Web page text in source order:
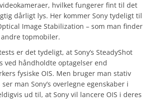
hvilket fungerer fint til det
dårligt lys. Her kommer Sony tydeligt til
Image Stabilization – som man finder
topmobiler.
er det tydeligt, at Sony’s SteadyShot
ved håndholdte optagelser end
fysiske OIS. Men bruger man stativ
man Sony’s overlegne egenskaber i
ud til, at Sony vil lancere OIS i deres